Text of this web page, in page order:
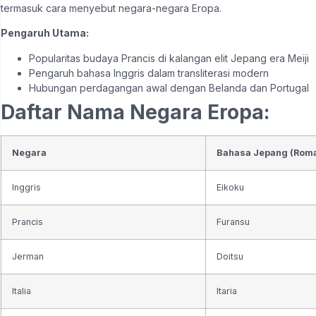
termasuk cara menyebut negara-negara Eropa.
Pengaruh Utama:
Popularitas budaya Prancis di kalangan elit Jepang era Meiji
Pengaruh bahasa Inggris dalam transliterasi modern
Hubungan perdagangan awal dengan Belanda dan Portugal
Daftar Nama Negara Eropa:
Negara Bahasa Jepang
Inggris Eikoku
Prancis Furansu
Jerman Doitsu
Italia Itaria